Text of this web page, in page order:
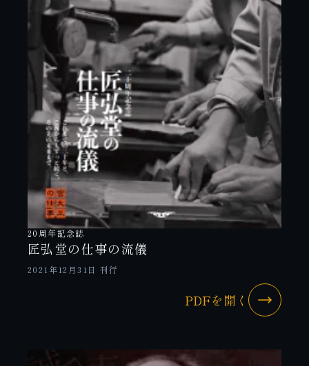
20周年記念誌
匠弘堂の仕事の流儀
2021年12月31日 刊行
PDFを開く